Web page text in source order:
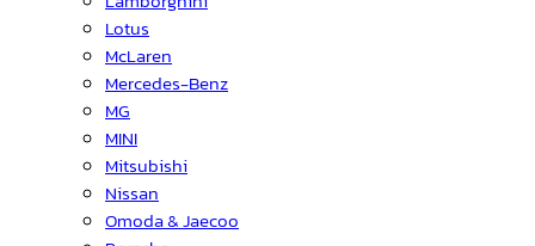
Lotus
McLaren
Mercedes-Benz
MG
MINI
Mitsubishi
Nissan
Omoda & Jaecoo